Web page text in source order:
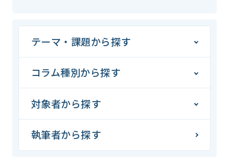
テーマ・課題から探す
コラム種別から探す
対象者から探す
執筆者から探す